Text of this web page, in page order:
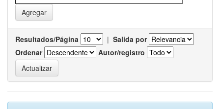
Resultados/Página | Salida por
Ordenar
Autor/registro